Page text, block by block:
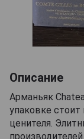
Описание
Арманьяк
упаковке стоит
ценителя.